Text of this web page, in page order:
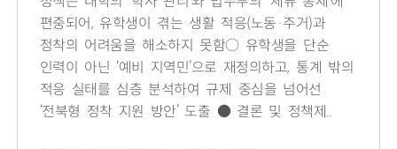
편중되어, 유학생이 겪는 생활 적응(노동·주거)과
정착의 어려움을 해소하지 못함○ 유학생을 단순
인력이 아닌 ‘예비 지역민’으로 재정의하고, 통계 밖의
적응 실태를 심층 분석하여 규제 중심을 넘어선
‘전북형 정착 지원 방안’ 도출 ● 결론 및 정책제..